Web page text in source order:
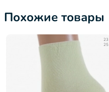
Похожие товары
23
25